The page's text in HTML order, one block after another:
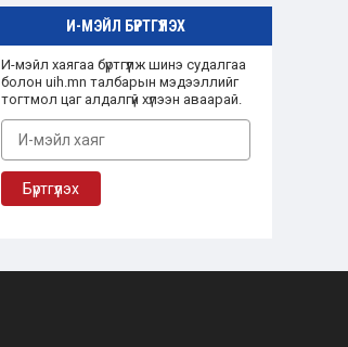
И-МЭЙЛ БҮРТГҮҮЛЭХ
И-мэйл хаягаа бүртгүүлж шинэ судалгаа
болон uih.mn талбарын мэдээллийг
тогтмол цаг алдалгүй хүлээн аваарай.